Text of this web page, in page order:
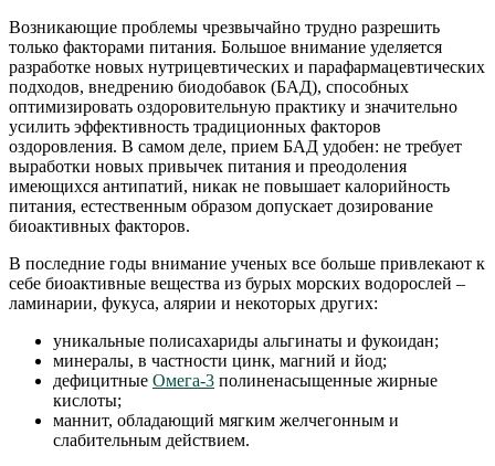
Возникающие проблемы чрезвычайно трудно разрешить
только факторами питания. Большое внимание уделяется
разработке новых нутрицевтических и парафармацевтических
подходов, внедрению биодобавок (БАД), способных
оптимизировать оздоровительную практику и значительно
усилить эффективность традиционных факторов
оздоровления. В самом деле, прием БАД удобен: не требует
выработки новых привычек питания и преодоления
имеющихся антипатий, никак не повышает калорийность
питания, естественным образом допускает дозирование
биоактивных факторов.
В последние годы внимание ученых все больше привлекают к
себе биоактивные вещества из бурых морских водорослей –
ламинарии, фукуса, алярии и некоторых других:
уникальные полисахариды альгинаты и фукоидан;
минералы, в частности цинк, магний и йод;
дефицитные Омега-3 полиненасыщенные жирные
кислоты;
маннит, обладающий мягким желчегонным и
слабительным действием.